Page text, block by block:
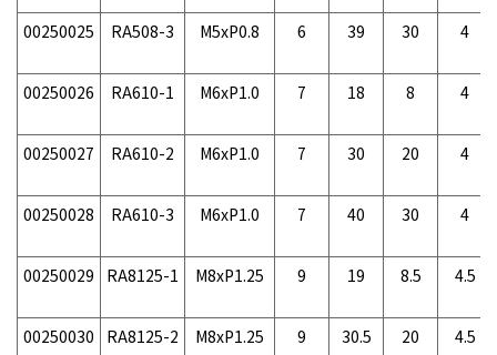
00250025 RA508-3 M5xP0.8 6 39 30 4
00250026 RA610-1 M6xP1.0 7 18 8 4
00250027 RA610-2 M6xP1.0 7 30 20 4
00250028 RA610-3 M6xP1.0 7 40 30 4
00250029 RA8125-1 M8xP1.25 9 19 8.5 4.5
00250030 RA8125-2 M8xP1.25 9 30.5 20 4.5